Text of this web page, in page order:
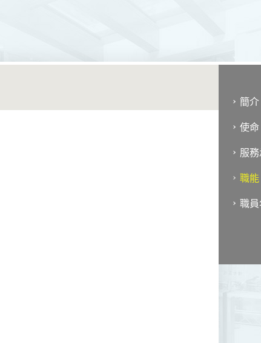
簡介
使命
服
職能
職